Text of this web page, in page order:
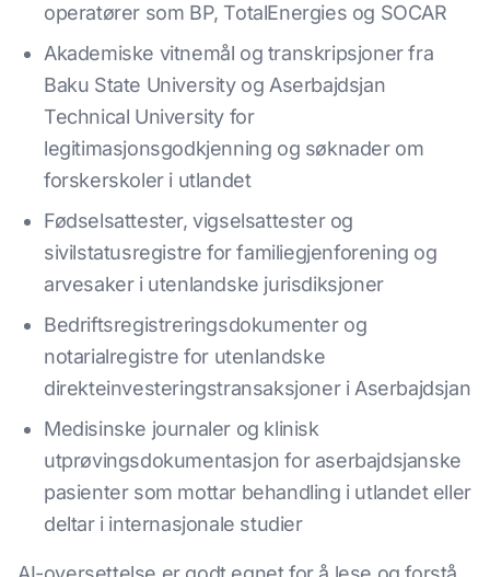
operatører som BP, TotalEnergies og SOCAR
Akademiske vitnemål og transkripsjoner fra
Baku State University og Aserbajdsjan
Technical University for
legitimasjonsgodkjenning og søknader om
forskerskoler i utlandet
Fødselsattester, vigselsattester og
sivilstatusregistre for familiegjenforening og
arvesaker i utenlandske jurisdiksjoner
Bedriftsregistreringsdokumenter og
notarialregistre for utenlandske
direkteinvesteringstransaksjoner i Aserbajdsjan
Medisinske journaler og klinisk
utprøvingsdokumentasjon for aserbajdsjanske
pasienter som mottar behandling i utlandet eller
deltar i internasjonale studier